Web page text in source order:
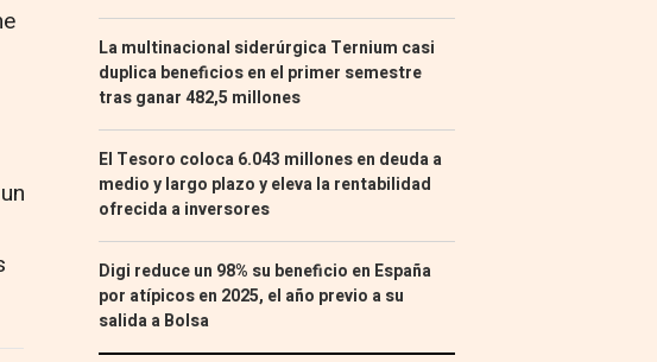
La multinacional siderúrgica Ternium casi
duplica beneficios en el primer semestre
tras ganar 482,5 millones
El Tesoro coloca 6.043 millones en deuda a
medio y largo plazo y eleva la rentabilidad
ofrecida a inversores
Digi reduce un 98% su beneficio en España
por atípicos en 2025, el año previo a su
salida a Bolsa